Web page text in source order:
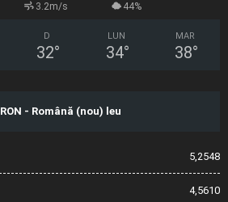
3.2m/s 44%
D
32°
LUN
34°
MAR
38°
RON - Română (nou) leu
5,2548
4,5610